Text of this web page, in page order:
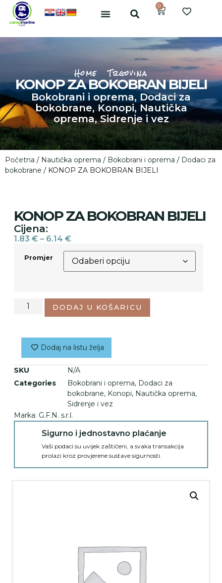
0
Home Trgovina
KONOP ZA BOKOBRAN BIJELI
Bokobrani i oprema, Dodaci za
bokobrane, Konopi, Nautička
oprema,Sidrenje i vez
Početna / Nautička oprema / Bokobrani i oprema / Dodaci za
bokobrane / KONOP ZA BOKOBRAN BIJELI
KONOP ZA BOKOBRAN BIJELI
Cijena:
1.83 € – 6.14 €
Promjer
DODAJ U KOŠARICU
Dodaj na listu želja
SKU
N/A
Categories
Bokobrani i oprema, Dodaci za
bokobrane, Konopi, Nautička oprema,
Sidrenje i vez
Marka: G.F.N. s.r.l.
Sigurno i jednostavno plaćanje
Vaši podaci su uvijek zaštićeni, a svaka transakcija
prolazi kroz provjerene sustave sigurnosti.